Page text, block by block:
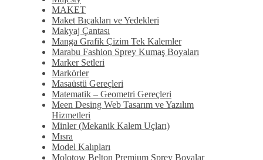
MAKET
Maket Bıçakları ve Yedekleri
Makyaj Çantası
Manga Grafik Çizim Tek Kalemler
Marabu Fashion Sprey Kumaş Boyaları
Marker Setleri
Markörler
Masaüstü Gereçleri
Matematik – Geometri Gereçleri
Meen Desing Web Tasarım ve Yazılım
Hizmetleri
Minler (Mekanik Kalem Uçları)
Mısra
Model Kalıpları
Molotow Belton Premium Sprey Boyalar